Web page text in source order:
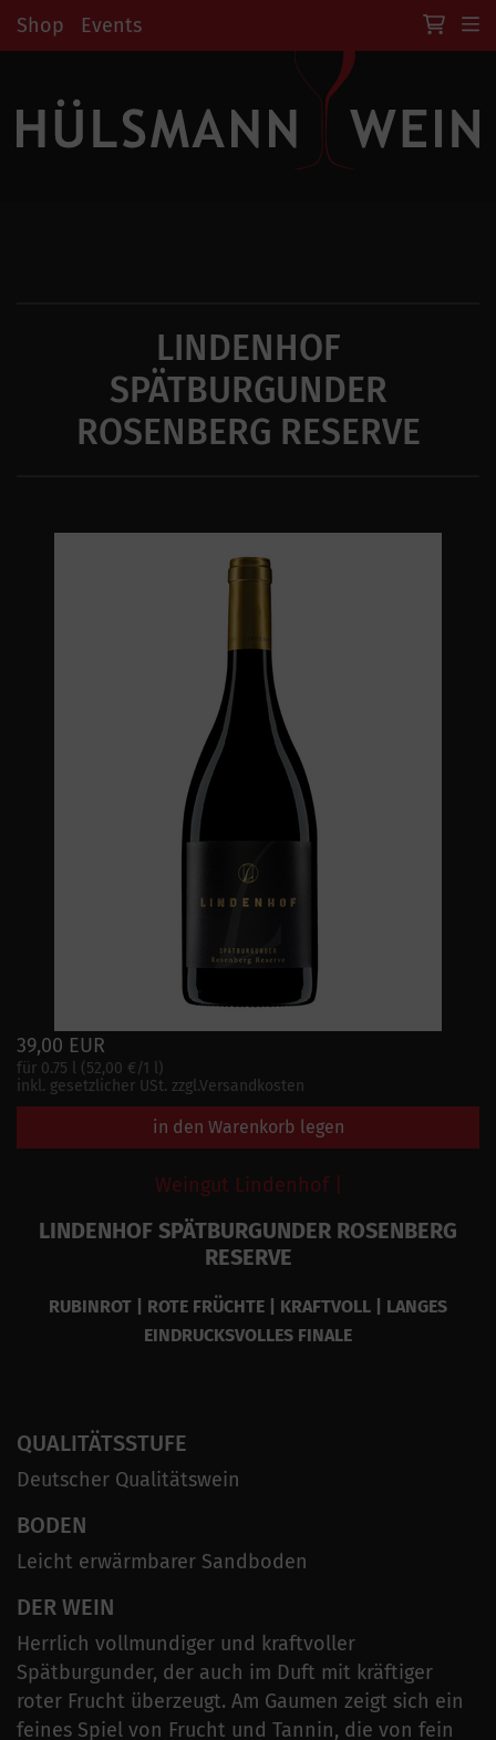
Shop Events
LINDENHOF
SPÄTBURGUNDER
ROSENBERG RESERVE
39,00 EUR
für 0.75 l (52,00 €/1 l)
inkl. gesetzlicher USt. zzgl.Versandkosten
in den Warenkorb legen
Weingut Lindenhof |
LINDENHOF SPÄTBURGUNDER ROSENBERG
RESERVE
RUBINROT | ROTE FRÜCHTE | KRAFTVOLL | LANGES
EINDRUCKSVOLLES FINALE
QUALITÄTSSTUFE
Deutscher Qualitätswein
BODEN
Leicht erwärmbarer Sandboden
DER WEIN
Herrlich vollmundiger und kraftvoller
Spätburgunder, der auch im Duft mit kräftiger
roter Frucht überzeugt. Am Gaumen zeigt sich ein
feines Spiel von Frucht und Tannin, die von fein